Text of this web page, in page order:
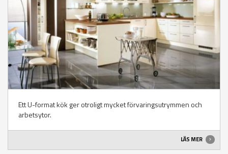
Ett U-format kök ger otroligt mycket förvaringsutrymmen och
arbetsytor.
LÄS MER